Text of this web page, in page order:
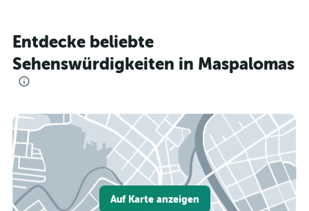
Entdecke beliebte
Sehenswürdigkeiten in Maspalomas
Auf Karte anzeigen